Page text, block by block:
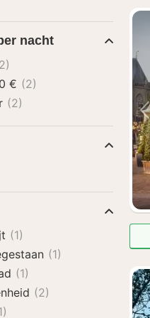
nacht
200 € (2)
(2)
(1)
(1)
(1)
(2)